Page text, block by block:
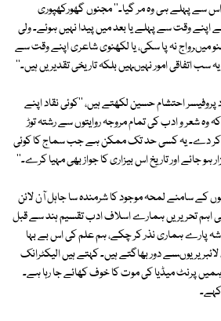
پہلے ہی وہ مر گیا۔'' مجنوں گھورکھپوری
اپنے وقت سے پہلے یا بعد میں پیدا نہیں ہوئے۔ ولی
میںرواج نہ پا سکی، یا لکھنوی شاعری اپنے وقت سے
اتفاقی امور نہیںہیں بلکہ تاریخی تقدیریں ہیں۔''
احتشام حسین لکھتے ہیں، ''کوئی نقاد اپنے
وہ شعر و ادب کی تمام مروجہ روایتوں سے رشتہ توڑ
کر دے۔ یہ کسی حد تک ممکن ہے جب سماج کا کوئی
جائے اور تاریخ اس بیزاری کا جواز بھی مہیا کرے۔''
کے سامنے لمحہ موجود کا شرمندہ سا جاہل آن لائن
اہم تحریریں ہمارے اسلاف ادب تقسیم ہند سے قبل
پارے ہماری نذر کر چکے، ہم علم کی اس بے بہا
دور بھاگتے ہیں۔ کہتے ہیں الیکٹرانک
ہمیں پرنٹ میڈیا کی موت کا خوف کھائے جا رہا ہے۔